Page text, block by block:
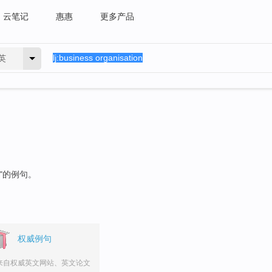
云笔记 惠惠 更多产品
"的例句。
权威例句
自权威英文网站、英文论文